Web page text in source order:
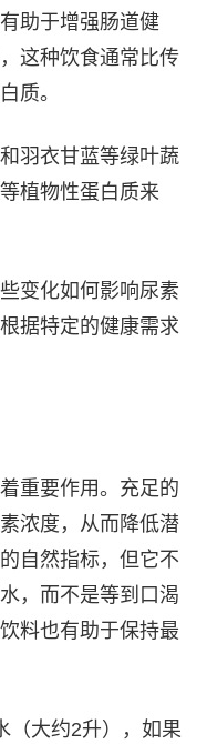
助于增强肠道健
这种饮食通常比传
质。
羽衣甘蓝等绿叶蔬
植物性蛋白质来
变化如何影响尿素
据特定的健康需求
重要作用。充足的
浓度，从而降低潜
自然指标，但它不
，而不是等到口渴
料也有助于保持最
（大约2升），如果